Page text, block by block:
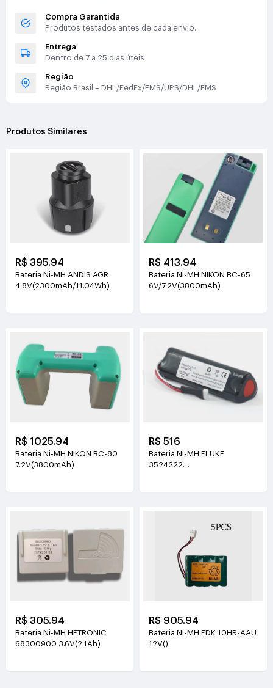
Compra Garantida
Produtos testados antes de cada envio.
Entrega
Dentro de 7 a 25 dias úteis
Região
Região Brasil – DHL/FedEx/EMS/UPS/DHL/EMS
Produtos Similares
R$ 395.94
Bateria Ni-MH ANDIS AGR
4.8V(2300mAh/11.04Wh)
R$ 413.94
Bateria Ni-MH NIKON BC-65
6V/7.2V(3800mAh)
R$ 1025.94
Bateria Ni-MH NIKON BC-80
7.2V(3800mAh)
R$ 516
Bateria Ni-MH FLUKE
3524222
R$ 305.94
Bateria Ni-MH HETRONIC
68300900 3.6V(2.1Ah)
R$ 905.94
Bateria Ni-MH FDK 10HR-AAU
12V()